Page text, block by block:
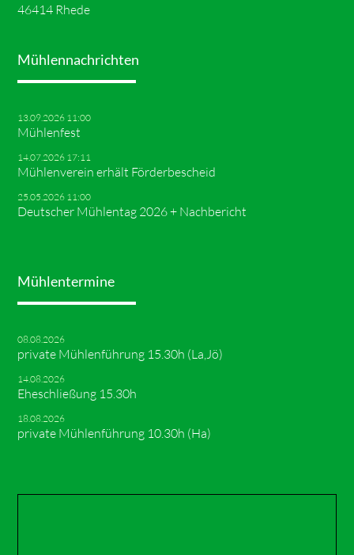
46414 Rhede
Mühlennachrichten
13.09.2026 11:00
Mühlenfest
14.07.2026 17:11
Mühlenverein erhält Förderbescheid
25.05.2026 11:00
Deutscher Mühlentag 2026 + Nachbericht
Mühlentermine
08.08.2026
private Mühlenführung 15.30h (La,Jö)
14.08.2026
Eheschließung 15.30h
18.08.2026
private Mühlenführung 10.30h (Ha)